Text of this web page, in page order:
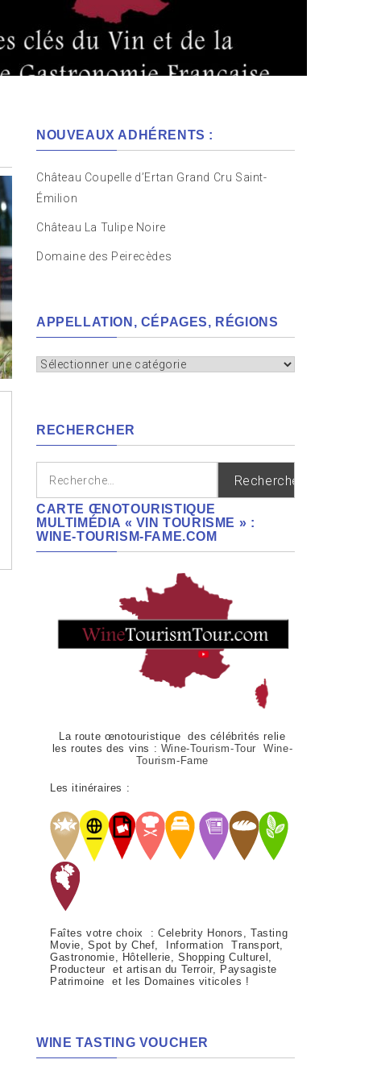
NOUVEAUX ADHÉRENTS :
Château Coupelle d’Ertan Grand Cru Saint-
Émilion
Château La Tulipe Noire
Domaine des Peirecèdes
APPELLATION, CÉPAGES, RÉGIONS
Appellation,
RECHERCHER
CARTE ŒNOTOURISTIQUE
MULTIMÉDIA « VIN TOURISME » :
WINE-TOURISM-FAME.COM
La route œnotouristique des célébrités relie
les routes des vins : Wine-Tourism-Tour Wine-
Tourism-Fame
Les itinéraires :
Faîtes votre choix : Celebrity Honors, Tasting
Movie, Spot by Chef, Information Transport,
Gastronomie, Hôtellerie, Shopping Culturel,
Producteur et artisan du Terroir, Paysagiste
Patrimoine et les Domaines viticoles !
WINE TASTING VOUCHER